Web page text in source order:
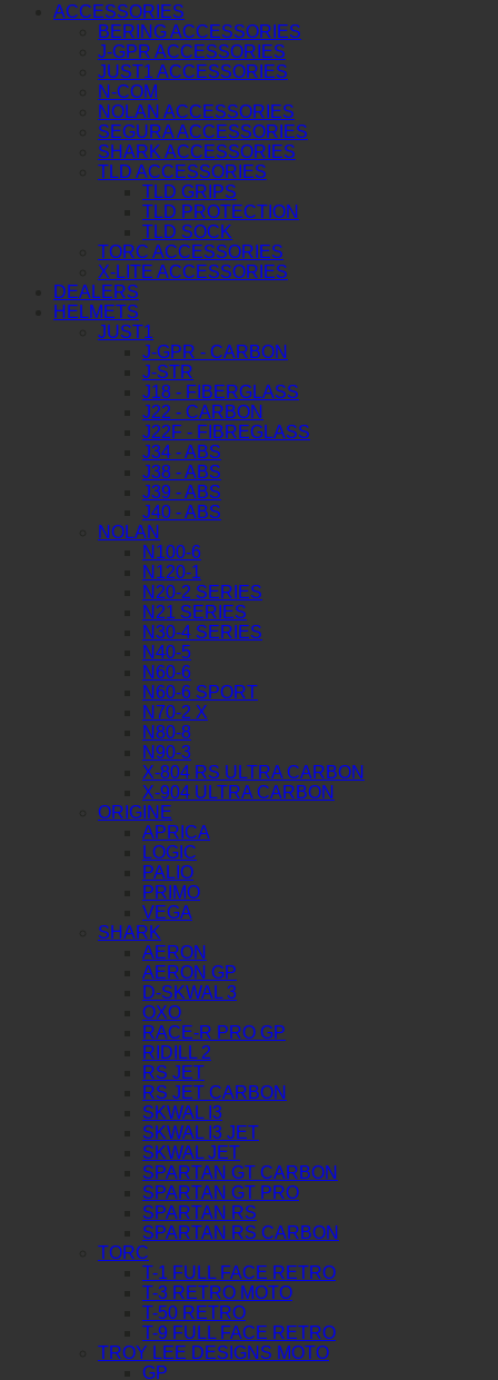
ACCESSORIES
BERING ACCESSORIES
J-GPR ACCESSORIES
JUST1 ACCESSORIES
N-COM
NOLAN ACCESSORIES
SEGURA ACCESSORIES
SHARK ACCESSORIES
TLD ACCESSORIES
TLD GRIPS
TLD PROTECTION
TLD SOCK
TORC ACCESSORIES
X-LITE ACCESSORIES
DEALERS
HELMETS
JUST1
J-GPR - CARBON
J-STR
J18 - FIBERGLASS
J22 - CARBON
J22F - FIBREGLASS
J34 - ABS
J38 - ABS
J39 - ABS
J40 - ABS
NOLAN
N100-6
N120-1
N20-2 SERIES
N21 SERIES
N30-4 SERIES
N40-5
N60-6
N60-6 SPORT
N70-2 X
N80-8
N90-3
X-804 RS ULTRA CARBON
X-904 ULTRA CARBON
ORIGINE
APRICA
LOGIC
PALIO
PRIMO
VEGA
SHARK
AERON
AERON GP
D-SKWAL 3
OXO
RACE-R PRO GP
RIDILL 2
RS JET
RS JET CARBON
SKWAL I3
SKWAL I3 JET
SKWAL JET
SPARTAN GT CARBON
SPARTAN GT PRO
SPARTAN RS
SPARTAN RS CARBON
TORC
T-1 FULL FACE RETRO
T-3 RETRO MOTO
T-50 RETRO
T-9 FULL FACE RETRO
TROY LEE DESIGNS MOTO
GP